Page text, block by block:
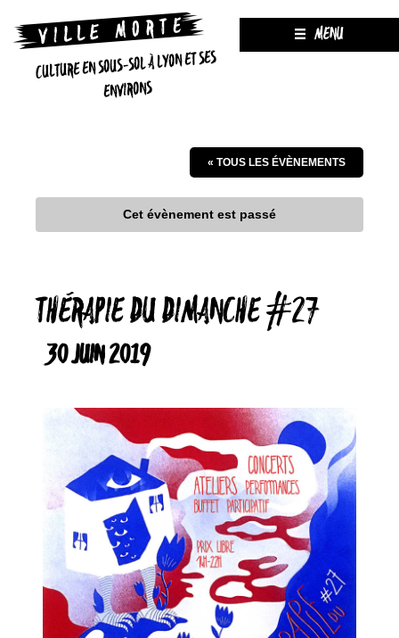
CULTURE EN SOUS-SOL À LYON ET SES
ENVIRONS
MENU
« TOUS LES ÉVÈNEMENTS
Cet évènement est passé
THÉRAPIE DU DIMANCHE #27
30 JUIN 2019